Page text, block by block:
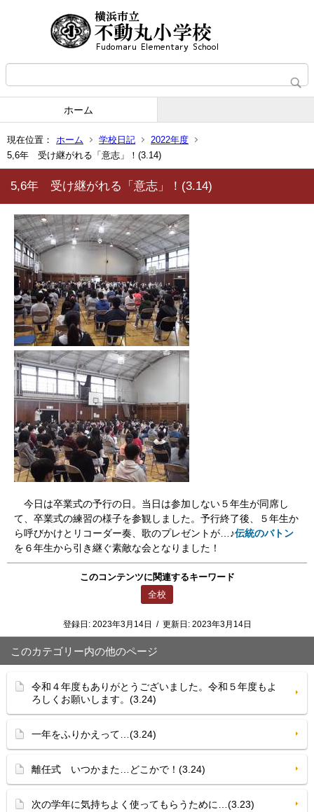
ホーム
現在位置： ホーム 学校日記
2022年度
5,6年 受け継がれる「意志」！(3.14)
5,6年 受け継がれる「意志」！(3.14)
今日は卒業式の予行の日。当日は参加しない５年生が同席し
て、卒業式の練習の様子を参観しました。予行終了後、５年生か
ら呼びかけとリコーダー奏、歌のプレゼントが…♪伝統のバトン
を６年生から引き継ぐ素敵な会となりました！
このコンテンツに関連するキーワード
全校
登録日: 2023年3月14日 / 更新日: 2023年3月14日
このカテゴリー内の他のページ
令和４年度もありがとうございました。令和５年度もよ
ろしくお願いします。(3.24)
一年をふりかえって…(3.24)
離任式 いつかまた…どこかで！(3.24)
次の学年に気持ちよく使ってもらうために…(3.23)